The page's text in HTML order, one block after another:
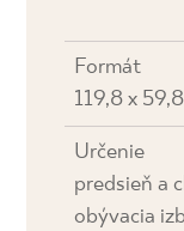
Formát
119,8 x
Určenie
predsieň a
obývacia